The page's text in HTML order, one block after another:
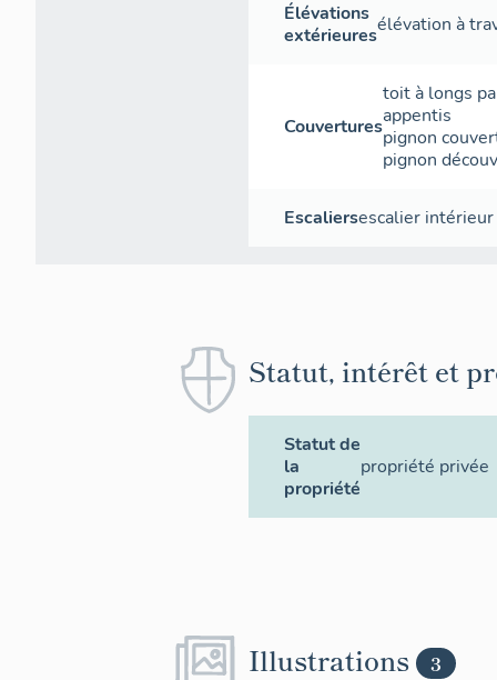
Élévations
extérieuresélévation à
Couvertures
toit à longs
appentis
pignon
pignon
Escaliersescalier intérieur
Statut, intérêt et
Statut de
la
propriété
propriété privée
Illustrations 3